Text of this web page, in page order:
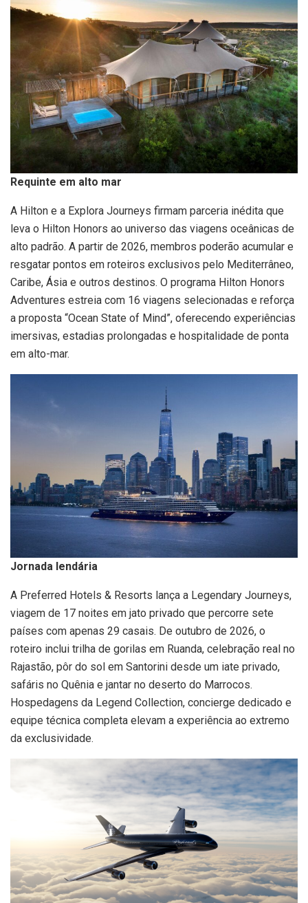
Requinte em alto mar
A Hilton e a Explora Journeys firmam parceria inédita que
leva o Hilton Honors ao universo das viagens oceânicas de
alto padrão. A partir de 2026, membros poderão acumular e
resgatar pontos em roteiros exclusivos pelo Mediterrâneo,
Caribe, Ásia e outros destinos. O programa Hilton Honors
Adventures estreia com 16 viagens selecionadas e reforça
a proposta “Ocean State of Mind”, oferecendo experiências
imersivas, estadias prolongadas e hospitalidade de ponta
em alto-mar.
Jornada lendária
A Preferred Hotels & Resorts lança a Legendary Journeys,
viagem de 17 noites em jato privado que percorre sete
países com apenas 29 casais. De outubro de 2026, o
roteiro inclui trilha de gorilas em Ruanda, celebração real no
Rajastão, pôr do sol em Santorini desde um iate privado,
safáris no Quênia e jantar no deserto do Marrocos.
Hospedagens da Legend Collection, concierge dedicado e
equipe técnica completa elevam a experiência ao extremo
da exclusividade.